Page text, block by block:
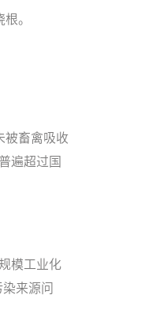
。
被畜禽吸收
遍超过国
模工业化
来源问